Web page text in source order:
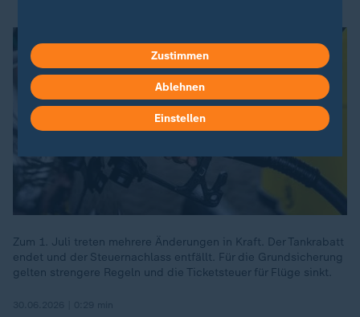
Zum 1. Juli treten mehrere Änderungen in Kraft. Der Tankrabatt
endet und der Steuernachlass entfällt. Für die Grundsicherung
gelten strengere Regeln und die Ticketsteuer für Flüge sinkt.
Zustimmen
Ablehnen
Einstellen